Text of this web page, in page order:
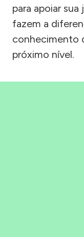
para apoiar
fazem a
conhecimento
próximo nível.